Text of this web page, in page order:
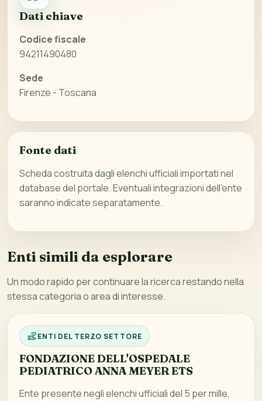
Dati chiave
Codice fiscale
94211490480
Sede
Firenze - Toscana
Fonte dati
Scheda costruita dagli elenchi ufficiali importati nel
database del portale. Eventuali integrazioni dell’ente
saranno indicate separatamente.
Enti simili da esplorare
Un modo rapido per continuare la ricerca restando nella
stessa categoria o area di interesse.
ENTI DEL TERZO SETTORE
FONDAZIONE DELL'OSPEDALE
PEDIATRICO ANNA MEYER ETS
Ente presente negli elenchi ufficiali del 5 per mille,